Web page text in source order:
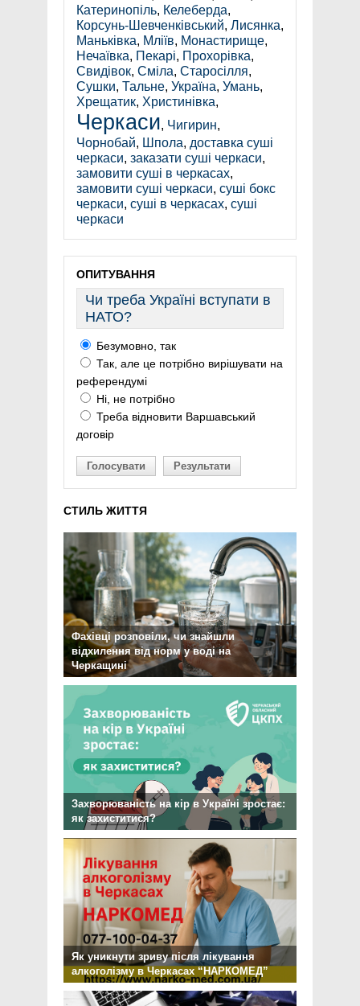
Катеринопіль, Келеберда,
Корсунь-Шевченківський, Лисянка,
Маньківка, Мліїв, Монастирище,
Нечаївка, Пекарі, Прохорівка,
Свидівок, Сміла, Старосілля,
Сушки, Тальне, Україна, Умань,
Хрещатик, Христинівка,
Черкаси, Чигирин,
Чорнобай, Шпола, доставка суші
черкаси, заказати суші черкаси,
замовити суші в черкасах,
замовити суші черкаси, суші бокс
черкаси, суші в черкасах, суші
черкаси
ОПИТУВАННЯ
Чи треба Україні вступати в
НАТО?
Безумовно, так
Так, але це потрібно вирішувати на
референдумі
Ні, не потрібно
Треба відновити Варшавський
договір
Голосувати Результати
СТИЛЬ ЖИТТЯ
Фахівці розповіли, чи знайшли
відхилення від норм у воді на
Черкащині
Захворюваність на кір в Україні зростає:
як захиститися?
Як уникнути зриву після лікування
алкоголізму в Черкасах “НАРКОМЕД”